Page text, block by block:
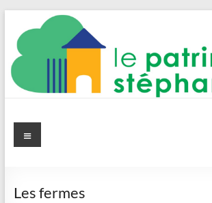
contenu
Le Patrimoine stéphanois
Menu
Les fermes